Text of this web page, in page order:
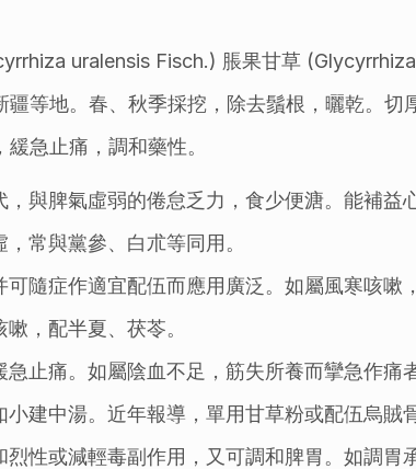
uralensis Fisch.) 脹果甘草
等地。春、秋季採挖，除去鬚根，曬乾。切
急止痛，調和藥性。
與脾氣虛弱的倦怠乏力，食少便溏。能補
常與黨參、白朮等同用。
隨症作適宜配伍而應用廣泛。如屬風寒咳
，配半夏、茯苓。
止痛。如屬陰血不足，筋失所養而攣急作
建中湯。近年報導，單用甘草粉或配伍烏賊
烈性或減輕毒副作用，又可調和脾胃。如調